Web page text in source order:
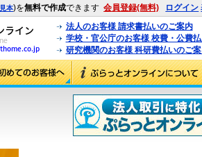
見本)を無料で作成できます 会員登録(無料) ログイン
法人のお客様 請求書払いのご案内
学校・官公庁のお客様 校費・公費
研究機関のお客様 科研費払いのご